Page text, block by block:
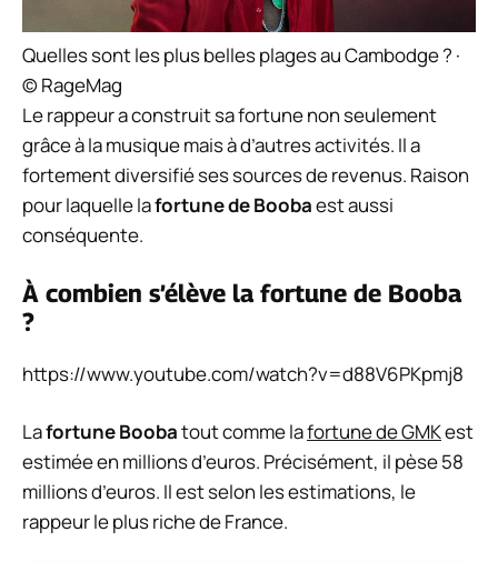
Quelles sont les plus belles plages au Cambodge ? ·
© RageMag
Le rappeur a construit sa fortune non seulement
grâce à la musique mais à d’autres activités. Il a
fortement diversifié ses sources de revenus. Raison
pour laquelle lafortune de Boobaest aussi
conséquente.
À combien s’élève la fortune de Booba
?
https://www.youtube.com/watch?v=d88V6PKpmj8
Lafortune Boobatout comme lafortune de GMKest
estimée en millions d’euros. Précisément, il pèse 58
millions d’euros. Il est selon les estimations, le
rappeur le plus riche de France.